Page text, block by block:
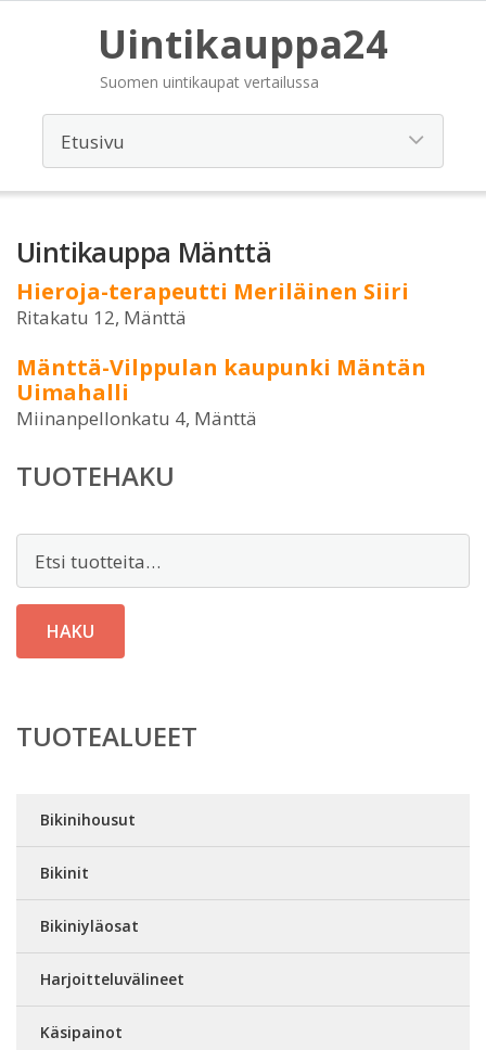
Uintikauppa24
Suomen uintikaupat vertailussa
Uintikauppa Mänttä
Hieroja-terapeutti Meriläinen Siiri
Ritakatu 12, Mänttä
Mänttä-Vilppulan kaupunki Mäntän
Uimahalli
Miinanpellonkatu 4, Mänttä
TUOTEHAKU
HAKU
TUOTEALUEET
Bikinihousut
Bikinit
Bikiniyläosat
Harjoitteluvälineet
Käsipainot